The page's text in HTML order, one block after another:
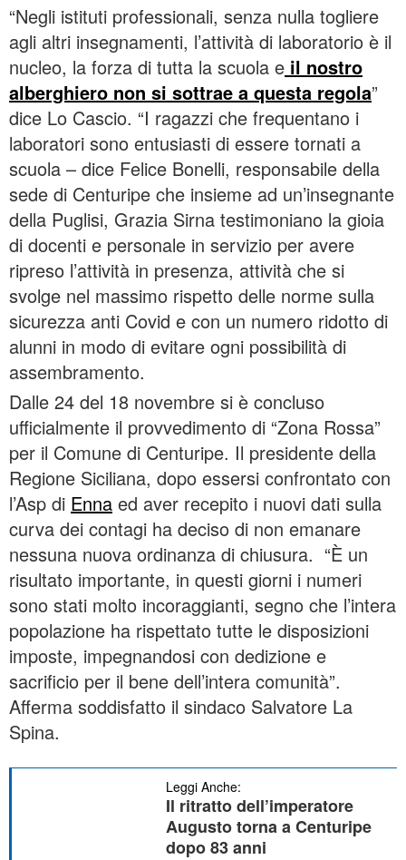
“Negli istituti professionali, senza nulla togliere
agli altri insegnamenti, l’attività di laboratorio è il
nucleo, la forza di tutta la scuola e il nostro
alberghiero non si sottrae a questa regola”
dice Lo Cascio. “I ragazzi che frequentano i
laboratori sono entusiasti di essere tornati a
scuola – dice Felice Bonelli, responsabile della
sede di Centuripe che insieme ad un’insegnante
della Puglisi, Grazia Sirna testimoniano la gioia
di docenti e personale in servizio per avere
ripreso l’attività in presenza, attività che si
svolge nel massimo rispetto delle norme sulla
sicurezza anti Covid e con un numero ridotto di
alunni in modo di evitare ogni possibilità di
assembramento.
Dalle 24 del 18 novembre si è concluso
ufficialmente il provvedimento di “Zona Rossa”
per il Comune di Centuripe. Il presidente della
Regione Siciliana, dopo essersi confrontato con
l’Asp di Enna ed aver recepito i nuovi dati sulla
curva dei contagi ha deciso di non emanare
nessuna nuova ordinanza di chiusura. “È un
risultato importante, in questi giorni i numeri
sono stati molto incoraggianti, segno che l’intera
popolazione ha rispettato tutte le disposizioni
imposte, impegnandosi con dedizione e
sacrificio per il bene dell’intera comunità”.
Afferma soddisfatto il sindaco Salvatore La
Spina.
Leggi Anche:
Il ritratto dell’imperatore
Augusto torna a Centuripe
dopo 83 anni